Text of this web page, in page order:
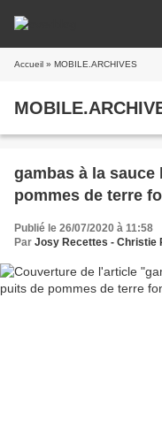
Accueil » MOBILE.ARCHIVES
gambas à la
pommes de terre
Publié le 26/07/2020 à 11:58
Par Josy Recettes - Christie